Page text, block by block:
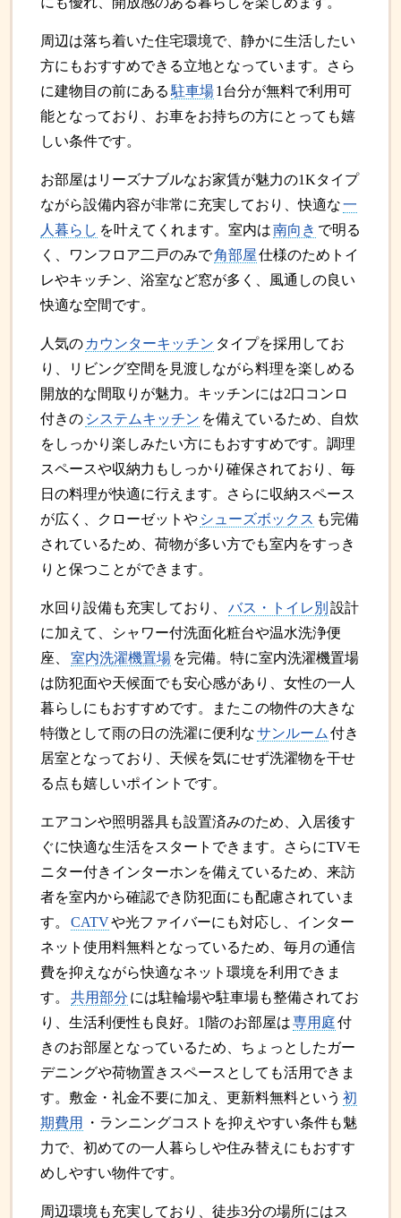
周辺は落ち着いた住宅環境で、静かに生活したい
方にもおすすめできる立地となっています。さら
に建物目の前にある 駐車場1台分が無料で利用可
能となっており、お車をお持ちの方にとっても嬉
しい条件です。
お部屋はリーズナブルなお家賃が魅力の1Kタイプ
ながら設備内容が非常に充実しており、快適な一
人暮らし を叶えてくれます。室内は南向き で明る
く、ワンフロア二戸のみで角部屋仕様のためトイ
レやキッチン、浴室など窓が多く、風通しの良い
快適な空間です。
人気の カウンターキッチン タイプを採用してお
り、リビング空間を見渡しながら料理を楽しめる
開放的な間取りが魅力。キッチンには2口コンロ
付きの システムキッチン を備えているため、自炊
をしっかり楽しみたい方にもおすすめです。調理
スペースや収納力もしっかり確保されており、毎
日の料理が快適に行えます。さらに収納スペース
が広く、クローゼットや シューズボックス も完備
されているため、荷物が多い方でも室内をすっき
りと保つことができます。
水回り設備も充実しており、 バス・トイレ別 設計
に加えて、シャワー付洗面化粧台や温水洗浄便
座、
室内洗濯機置場 を完備。特に室内洗濯機置場
は防犯面や天候面でも安心感があり、女性の一人
暮らしにもおすすめです。またこの物件の大きな
特徴として雨の日の洗濯に便利なサンルーム 付き
居室となっており、天候を気にせず洗濯物を干せ
る点も嬉しいポイントです。
エアコンや照明器具も設置済みのため、入居後す
ぐに快適な生活をスタートできます。さらにTVモ
ニター付きインターホンを備えているため、来訪
者を室内から確認でき防犯面にも配慮されていま
す。
CATVや光ファイバーにも対応し、インター
ネット使用料無料となっているため、毎月の通信
費を抑えながら快適なネット環境を利用できま
す。
共用部分 には駐輪場や駐車場も整備されてお
り、生活利便性も良好。1階のお部屋は専用庭付
きのお部屋となっているため、ちょっとしたガー
デニングや荷物置きスペースとしても活用できま
す。敷金・礼金不要に加え、更新料無料という 初
期費用
・ランニングコストを抑えやすい条件も魅
力で、初めての一人暮らしや住み替えにもおすす
めしやすい物件です。
周辺環境も充実しており、徒歩3分の場所にはス